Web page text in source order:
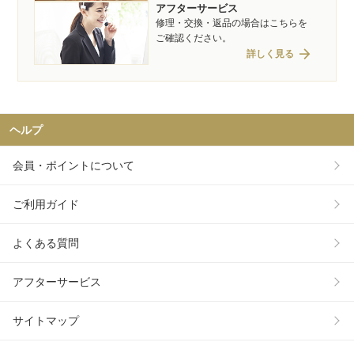
アフターサービス
修理・交換・返品の場合はこちらを
ご確認ください。
詳しく見る arrow_forward
ヘルプ
会員・ポイントについて
ご利用ガイド
よくある質問
アフターサービス
サイトマップ